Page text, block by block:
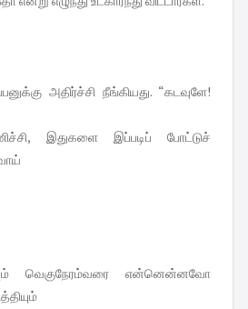
அதிர்ச்சி நீங்கியது. “கடவுளே!
இதுகளை இப்படிப் போட்டுச்
வெகுநேரம்வரை என்னென்னவோ